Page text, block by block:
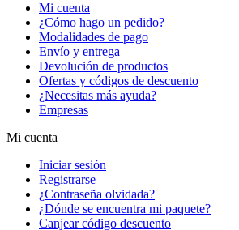
Mi cuenta
¿Cómo hago un pedido?
Modalidades de pago
Envío y entrega
Devolución de productos
Ofertas y códigos de descuento
¿Necesitas más ayuda?
Empresas
Mi cuenta
Iniciar sesión
Registrarse
¿Contraseña olvidada?
¿Dónde se encuentra mi paquete?
Canjear código descuento